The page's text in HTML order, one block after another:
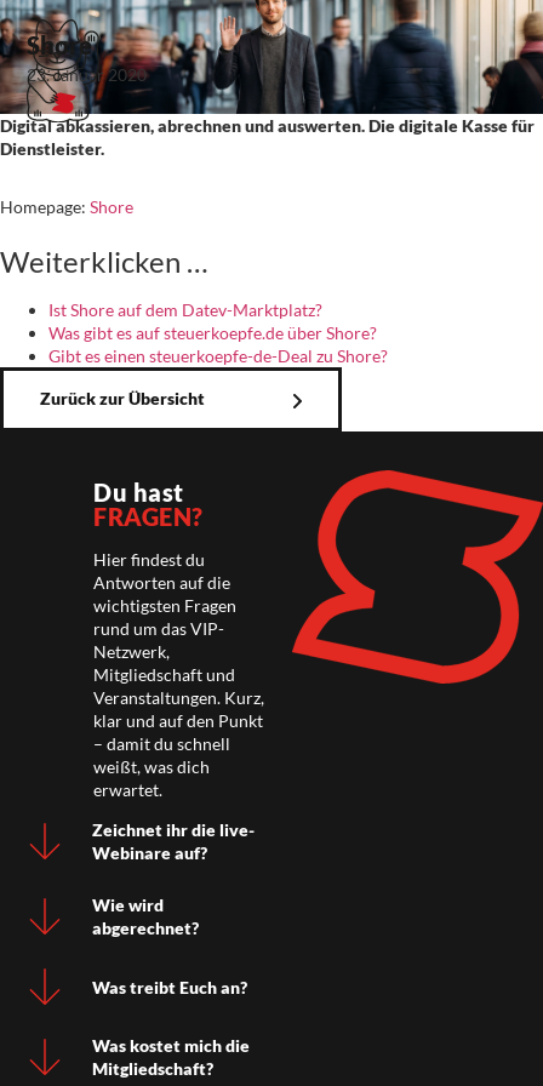
Shore
23. Januar 2020
Digital abkassieren, abrechnen und auswerten. Die digitale Kasse für
Dienstleister.
Homepage: Shore
Weiterklicken …
Ist Shore auf dem Datev-Marktplatz?
Was gibt es auf steuerkoepfe.de über Shore?
Gibt es einen steuerkoepfe-de-Deal zu Shore?
Zurück zur Übersicht
Du hast
FRAGEN?
Hier findest du
Antworten auf die
wichtigsten Fragen
rund um das VIP-
Netzwerk,
Mitgliedschaft und
Veranstaltungen. Kurz,
klar und auf den Punkt
– damit du schnell
weißt, was dich
erwartet.
Zeichnet ihr die live-
Webinare auf?
Wie wird
abgerechnet?
Was treibt Euch an?
Was kostet mich die
Mitgliedschaft?